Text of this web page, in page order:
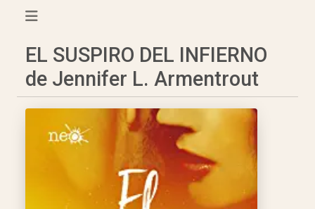
EL SUSPIRO DEL INFIERNO
de Jennifer L. Armentrout